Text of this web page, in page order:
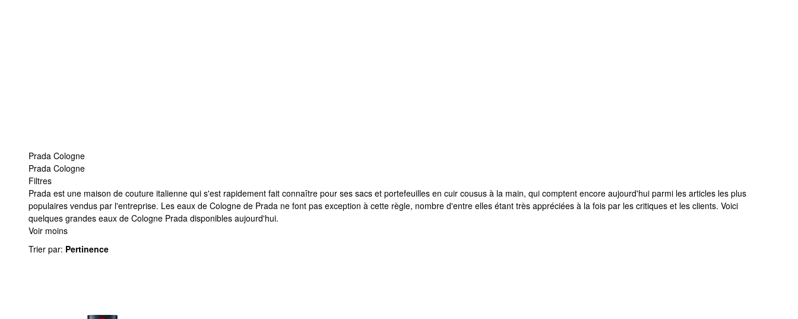
Prada Cologne
Prada Cologne
Filtres
Prada Cologne
Prada est une maison de couture italienne qui s'est rapidement fait connaître pour ses sacs et portefeuilles en cuir cousus à la main, qui comptent encore aujourd'hui parmi les articles les plus
populaires vendus par l'entreprise. Les eaux de Cologne de Prada ne font pas exception à cette règle, nombre d'entre elles étant très appréciées à la fois par les critiques et les clients. Voici
quelques grandes eaux de Cologne Prada disponibles aujourd'hui.
Voir moins
Trier par: Pertinence